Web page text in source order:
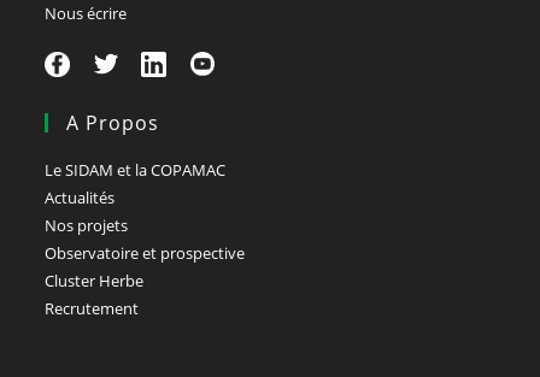
Nous écrire
A Propos
Le SIDAM et la COPAMAC
Actualités
Nos projets
Observatoire et prospective
Cluster Herbe
Recrutement